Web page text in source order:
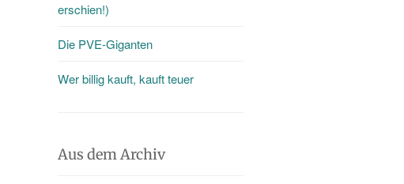
erschien!)
Die PVE-Giganten
Wer billig kauft, kauft teuer
Aus dem Archiv